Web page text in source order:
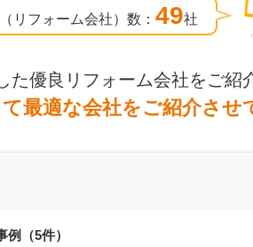
リフォーム会社）数： 49社
優良リフォーム会社をご紹
最適な会社をご紹介させ
例 （5件）